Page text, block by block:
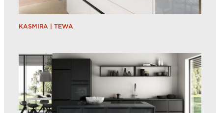
KASMIRA | TEWA